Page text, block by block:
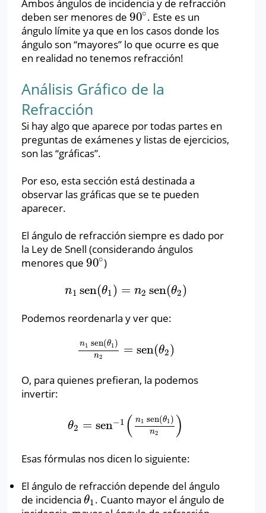
Ambos ángulos de incidencia y de refracción
deben ser menores de 90∘
90∘. Este es un
ángulo límite ya que en los casos donde los
ángulo son “mayores” lo que ocurre es que
en realidad no tenemos refracción!
Análisis Gráfico de la
Refracción
Si hay algo que aparece por todas partes en
preguntas de exámenes y listas de ejercicios,
son las “gráficas”.
Por eso, esta sección está destinada a
observar las gráficas que se te pueden
aparecer.
El ángulo de refracción siempre es dado por
la Ley de Snell (considerando ángulos
menores que 90∘
90∘)
n1 sen(θ1) = n2 sen(θ2)
n1 sen(θ1) =n2sen( θ2)
Podemos reordenarla y ver que:
n1 sen(θ1 )
n2
= sen(θ2)
n1sen(θ1 n2 =sen(θ2)
O, para quienes prefieran, la podemos
invertir:
θ2 = sen−1 ( n1 sen(θ1)
n2 )
θ2 =sen−1(n1sen(θ1)n2
Esas fórmulas nos dicen lo siguiente:
El ángulo de refracción depende del ángulo
de incidencia θ1
θ1 . Cuanto mayor el ángulo de